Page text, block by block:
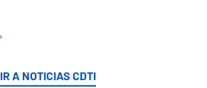
IR A NOTICIAS CDTI